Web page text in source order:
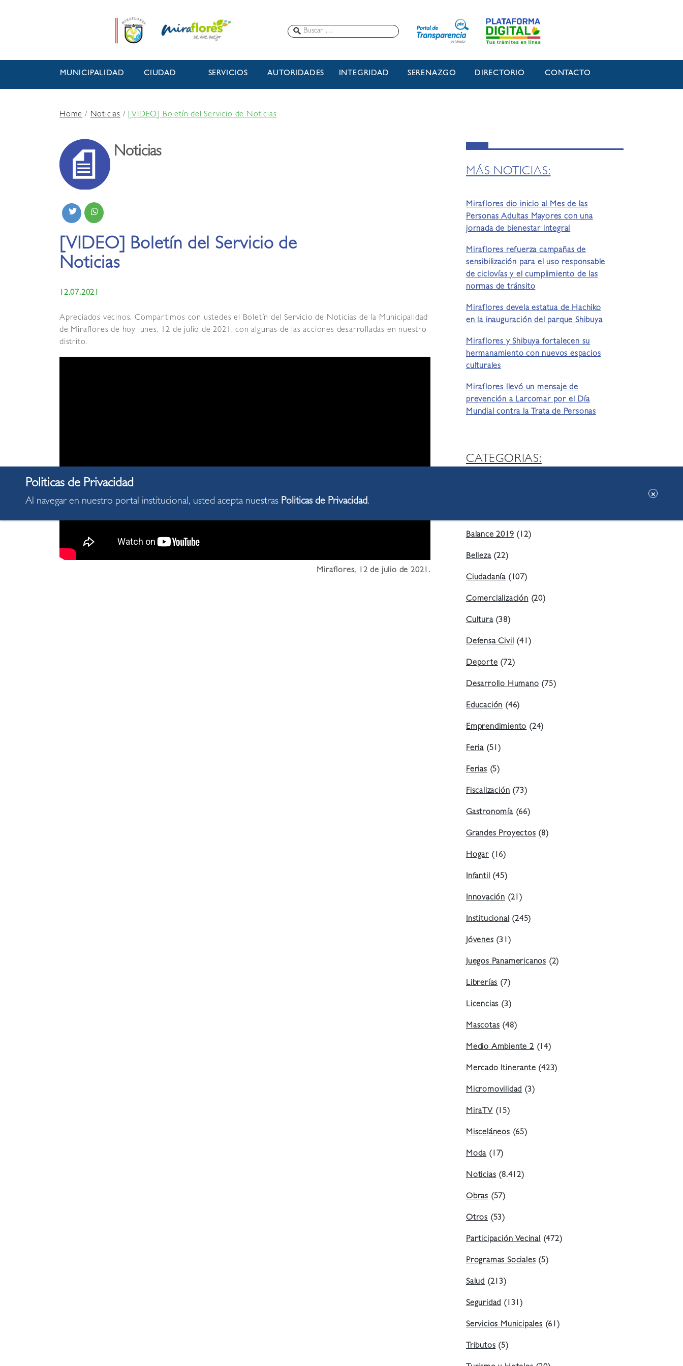
MUNICIPALIDAD CIUDAD SERVICIOS AUTORIDADES INTEGRIDAD SERENAZGO DIRECTORIO CONTACTO
Home/Noticias / [VIDEO] Boletín del Servicio de Noticias
Noticias
[VIDEO] Boletín del Servicio de
Noticias
12.07.2021
Apreciados vecinos. Compartimos con ustedes el Boletín del Servicio de Noticias de la Municipalidad
de Miraflores de hoy lunes, 12 de julio de 2021, con algunas de las acciones desarrolladas en nuestro
distrito.
Miraflores, 12 de julio de 2021.
MÁS NOTICIAS:
Miraflores dio inicio al Mes de las
Personas Adultas Mayores con una
jornada de bienestar integral
Miraflores refuerza campañas de
sensibilización para el uso responsable
de ciclovías y el cumplimiento de las
normas de tránsito
Miraflores devela estatua de Hachiko
en la inauguración del parque Shibuya
Miraflores y Shibuya fortalecen su
hermanamiento con nuevos espacios
culturales
Miraflores llevó un mensaje de
prevención a Larcomar por el Día
Mundial contra la Trata de Personas
CATEGORIAS:
Balance 2019(12)
Belleza(22)
Ciudadanía (107)
Comercialización(20)
Cultura(38)
Defensa Civil(41)
Deporte(72)
Desarrollo Humano(75)
Educación(46)
Emprendimiento(24)
Feria (51)
Ferias(5)
Fiscalización(73)
Gastronomía(66)
Grandes Proyectos(8)
Hogar (16)
Infantil(45)
Innovación (21)
Institucional(245)
Jóvenes(31)
Juegos Panamericanos (2)
Librerías(7)
Licencias(3)
Mascotas(48)
Medio Ambiente 2(14)
Mercado Itinerante(423)
Micromovilidad(3)
MiraTV(15)
Misceláneos(65)
Moda(17)
Noticias(8.412)
Obras (57)
Otros (53)
Participación Vecinal(472)
Programas Sociales(5)
Salud (213)
Seguridad(131)
Servicios Municipales(61)
Tributos(5)
Al navegar en nuestro portal institucional, usted acepta nuestras Politicas de Privacidad.